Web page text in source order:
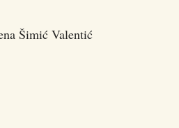
Šimić Valentić